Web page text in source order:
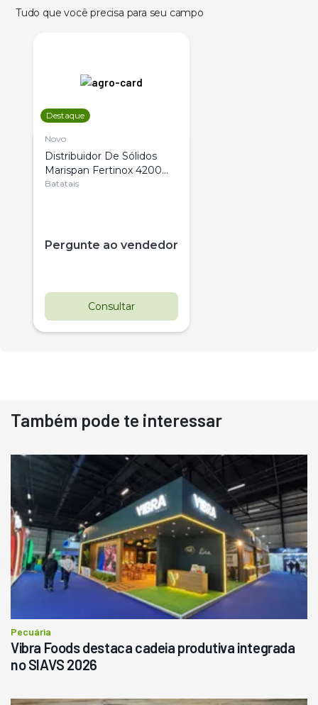
Tudo que você precisa para seu campo
Destaque
Novo
Distribuidor De Sólidos
Marispan Fertinox 4200
Citrus
Batatais
Pergunte ao vendedor
Consultar
Destaque
Usado
Pá Carregadeira Cat 966
Ano 1987
Londrina
R$ 145.000
Consultar
Também pode te interessar
Pecuária
Vibra Foods destaca cadeia produtiva integrada
no SIAVS 2026